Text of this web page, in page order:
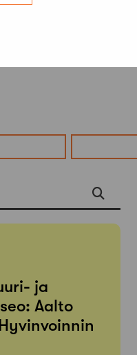
ja
Aalto